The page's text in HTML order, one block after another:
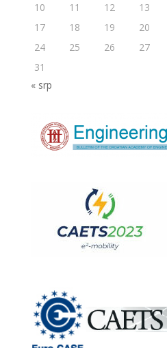
10
11 12 13
17
18 19 20
24
25 26 27
31
« srp